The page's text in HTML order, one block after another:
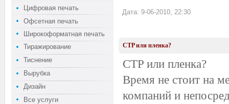
Цифровая печать
Офсетная печать
Широкоформатная печать
Тиражирование
Тиснение
Вырубка
Дизайн
Все услуги
Дата: 9-06-2010, 22:30
CTP или пленка?
CTP или пленка?
Время не стоит на
компаний и